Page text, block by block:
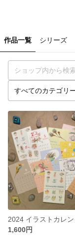
作品一覧 シリーズ
1,600円